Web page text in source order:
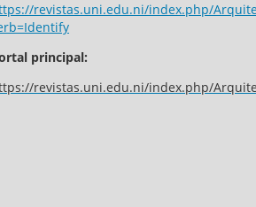
revistas.uni.edu.ni/index.php/
principal:
revistas.uni.edu.ni/index.php/